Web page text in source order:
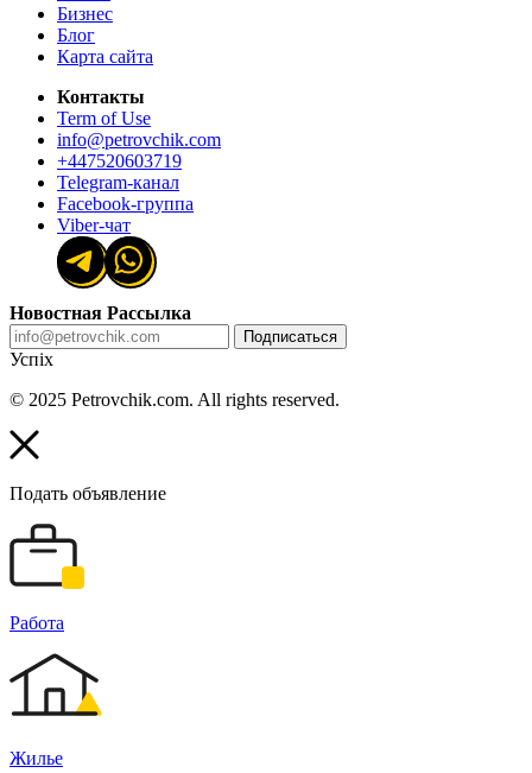
Бизнес
Блог
Карта сайта
Контакты
Term of Use
info@petrovchik.com
+447520603719
Telegram-канал
Facebook-группа
Viber-чат
Новостная Рассылка
Подписаться
Успіх
© 2025 Petrovchik.com. All rights reserved.
Подать объявление
Работа
Жилье